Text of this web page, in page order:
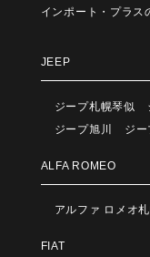
インポート・プラス
JEEP
ジープ札幌琴似
ジープ旭川
ジ
ALFA ROMEO
アルファ ロメオ
FIAT